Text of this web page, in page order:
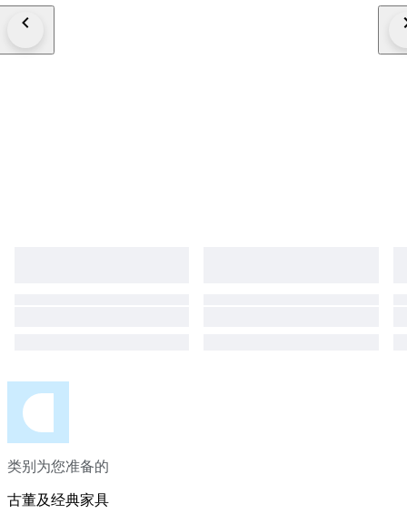
in/aan hangt) nodig is. Natuurlijk altijd bereid tot beantwoorden van
类别为您准备的
古董及经典家具